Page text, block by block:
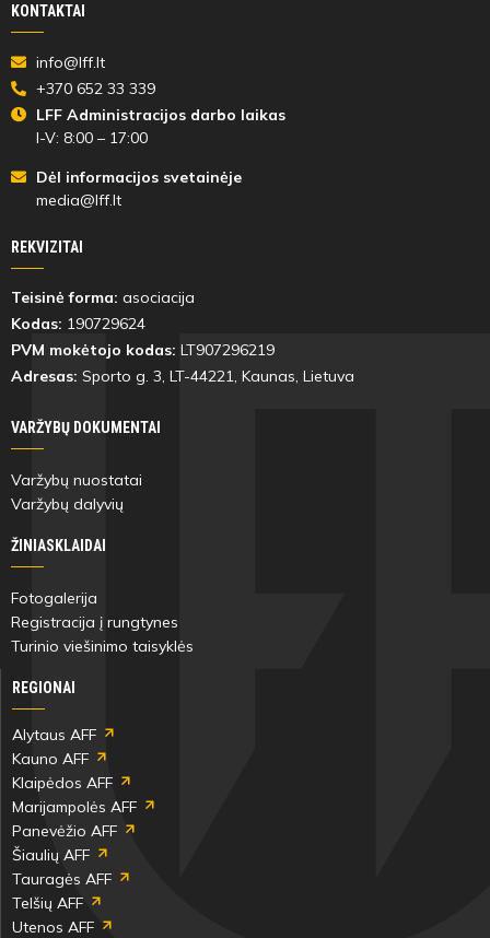
KONTAKTAI
info@lff.lt
+370 652 33 339
LFF Administracijos darbo laikas
I-V: 8:00 – 17:00
Dėl informacijos svetainėje
media@lff.lt
REKVIZITAI
Teisinė forma: asociacija
Kodas: 190729624
PVM mokėtojo kodas: LT907296219
Adresas: Sporto g. 3, LT-44221, Kaunas, Lietuva
VARŽYBŲ DOKUMENTAI
Varžybų nuostatai
Varžybų dalyvių
ŽINIASKLAIDAI
Fotogalerija
Registracija į rungtynes
Turinio viešinimo taisyklės
REGIONAI
Alytaus AFF
Kauno AFF
Klaipėdos AFF
Marijampolės AFF
Panevėžio AFF
Šiaulių AFF
Tauragės AFF
Telšių AFF
Utenos AFF